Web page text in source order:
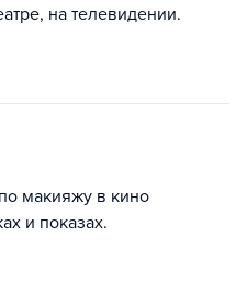
на телевидении.
макияжу в кино
и показах.